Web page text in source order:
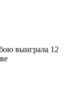
выиграла 12